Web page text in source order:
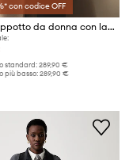
con codice OFF
Muuv cappotto da donna con lana
standard:289,90 €
più basso:289,90 €